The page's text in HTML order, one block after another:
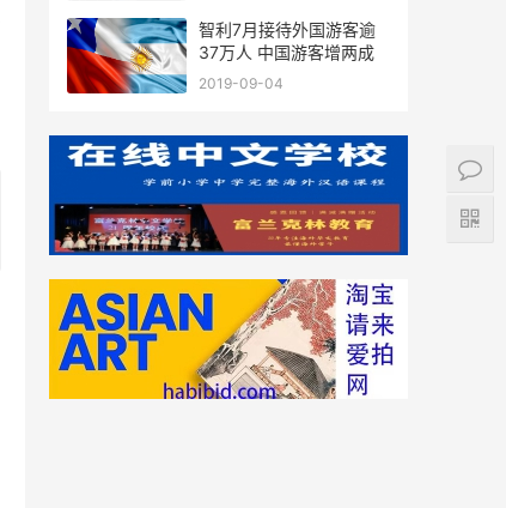
智利7月接待外国游客逾
37万人 中国游客增两成
2019-09-04